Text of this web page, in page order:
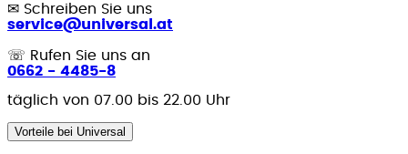
✉ Schreiben Sie uns
service@universal.at
☏ Rufen Sie uns an
0662 - 4485-8
täglich von 07.00 bis 22.00 Uhr
Vorteile bei Universal